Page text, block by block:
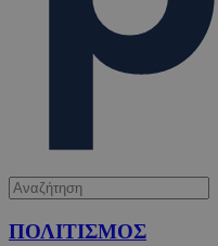
ΠΟΛΙΤΙΣΜΟΣ